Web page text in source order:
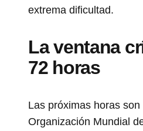
extrema dificultad.
La ventana
72 horas
Las próximas horas
Organización Mundial